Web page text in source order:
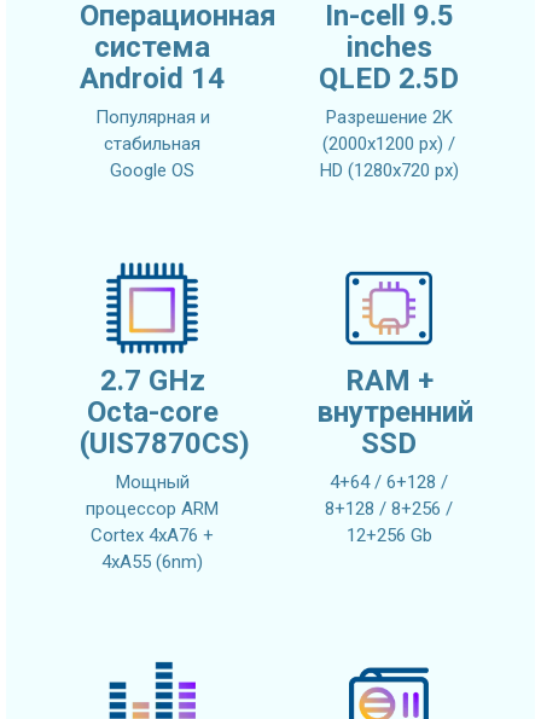
Операционная
система
Android 14
Популярная и
стабильная
Google OS
In-cell 9.5
inches
QLED 2.5D
Разрешение 2K
(2000x1200 px) /
HD (1280x720 px)
2.7 GHz
Octa-core
(UIS7870CS)
Мощный
процессор ARM
Cortex 4xA76 +
4xA55 (6nm)
RAM +
внутренний
SSD
4+64 / 6+128 /
8+128 / 8+256 /
12+256 Gb